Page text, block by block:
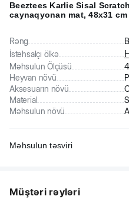
Beeztees Karlie Sisal
caynaqyonan mat, 48x31
Rəng
İstehsalçı ölkə
Məhsulun Ölçüsü
Heyvan növü
Aksesuarın növü
Material
Məhsulun növü
Məhsulun təsviri
Buna bir neçə səbəb var:
Müştəri rəyləri